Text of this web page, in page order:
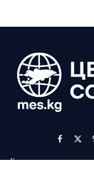
Facebook
X
Команда